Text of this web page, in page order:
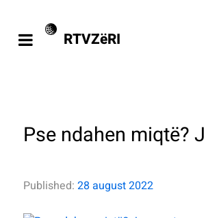
RTVZëRI
Pse ndahen miqtë?
Published: 28 august 2022